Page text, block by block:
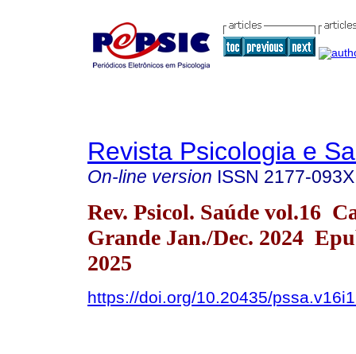
Revista Psicologia e
On-line version ISSN 2177-093X
Rev. Psicol. Saúde vol.16
Grande Jan./Dec. 2024
2025
https://doi.org/10.20435/